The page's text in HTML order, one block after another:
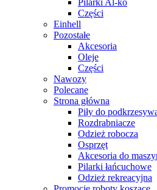
Pilarki Al-ko
Części
Einhell
Pozostałe
Akcesoria
Oleje
Części
Nawozy
Polecane
Strona główna
Piły do
Rozdrabniacze
Odzież robocza
Osprzęt
Akcesoria do
Pilarki łańcuchowe
Odzież rekreacyjna